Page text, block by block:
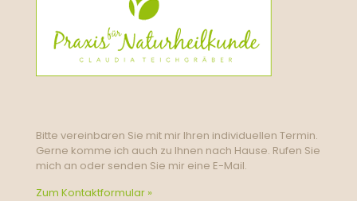
Bitte vereinbaren Sie mit mir Ihren individuellen Termin.
Gerne komme ich auch zu Ihnen nach Hause. Rufen Sie
mich an oder senden Sie mir eine E-Mail.
Zum Kontaktformular »